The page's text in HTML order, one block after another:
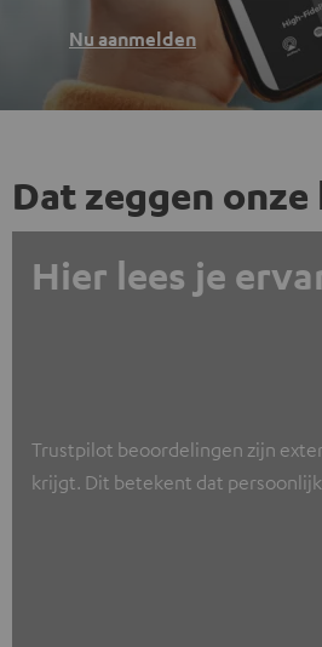
Nu aanmelden
Dat zeggen
Hier lees je
Trustpilot beoordelingen zijn
krijgt. Dit betekent dat